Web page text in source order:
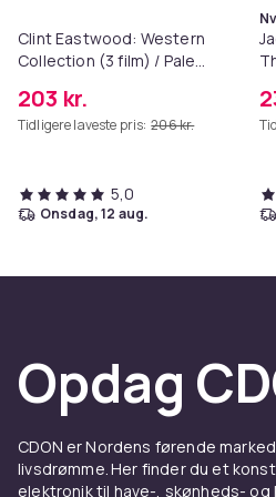
Clint Eastwood: Western
Collection (3 film) / Pale
Outlaw Josey Wales (3 Blu-
ray)
203 kr.
Tidligere laveste pris: 206 kr.
5,0
onsdag, 12 aug.
Opdag
CDON er Nordens førende
livsdrømme. Her finder du et
elektronik til have-, skønheds-